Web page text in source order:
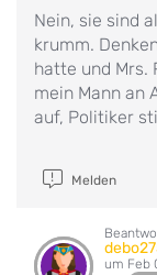
Nein, sie sind
krumm.
hatte und Mrs.
mein Mann an
auf, Politiker
Melden
um Feb